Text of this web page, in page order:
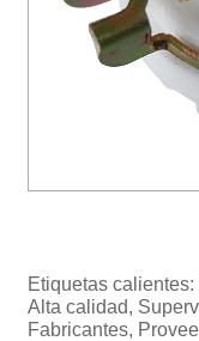
Etiquetas
Alta calidad,
Fabricantes,